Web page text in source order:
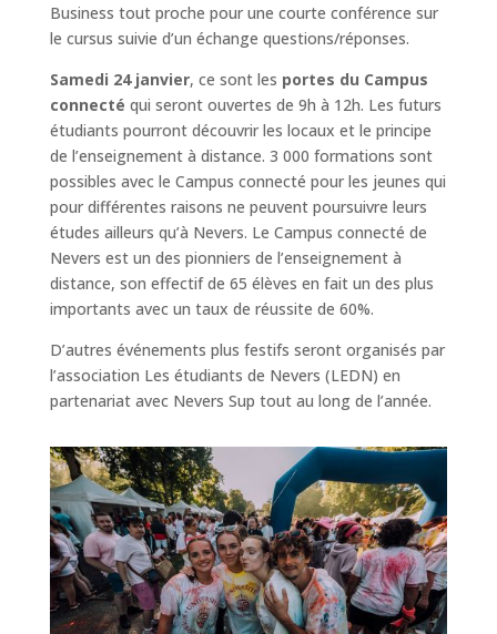
Business tout proche pour une courte conférence sur
le cursus suivie d’un échange questions/réponses.
Samedi 24 janvier, ce sont les portes du Campus
connecté qui seront ouvertes de 9h à 12h. Les futurs
étudiants pourront découvrir les locaux et le principe
de l’enseignement à distance. 3 000 formations sont
possibles avec le Campus connecté pour les jeunes qui
pour différentes raisons ne peuvent poursuivre leurs
études ailleurs qu’à Nevers. Le Campus connecté de
Nevers est un des pionniers de l’enseignement à
distance, son effectif de 65 élèves en fait un des plus
importants avec un taux de réussite de 60%.
D’autres événements plus festifs seront organisés par
l’association Les étudiants de Nevers (LEDN) en
partenariat avec Nevers Sup tout au long de l’année.